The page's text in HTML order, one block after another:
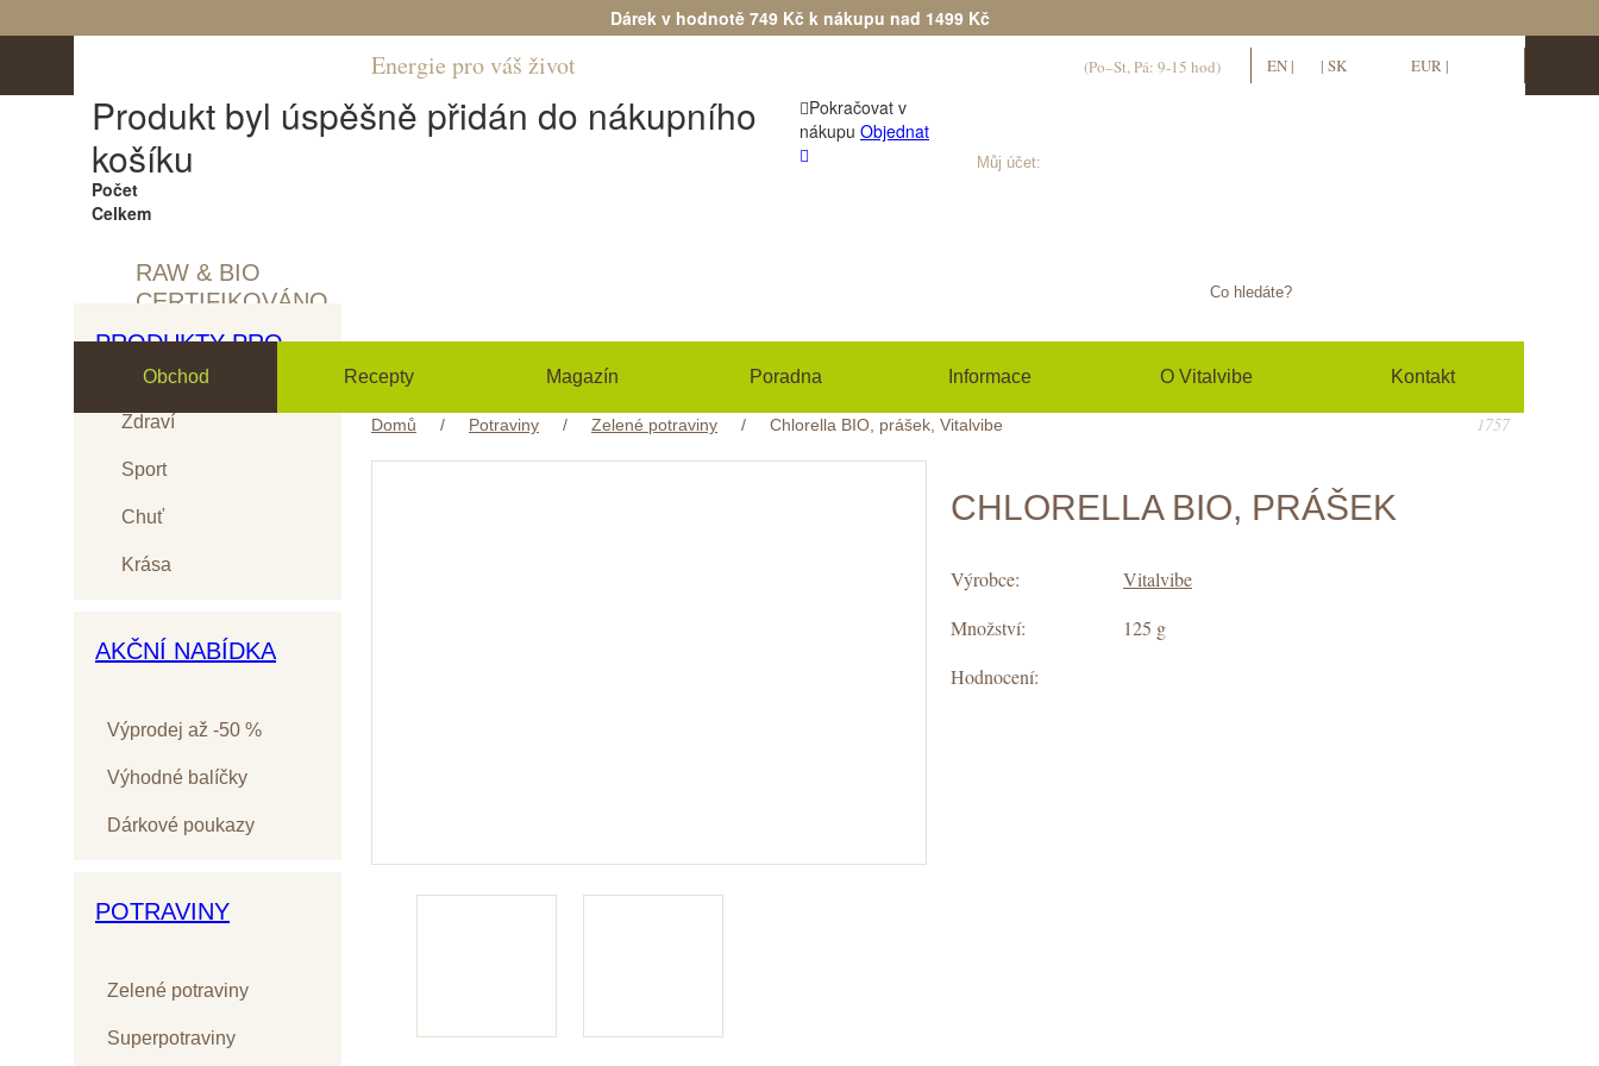
Dárek v hodnotě 749 Kč k nákupu nad 1499 Kč
EUR |
EN | | SK
(Po–St, Pá: 9-15 hod)
Energie pro váš život
Můj účet:
Ceny jsou s DPH
K pokladně
Produkt byl úspěšně přidán do nákupního
košíku
Počet
Celkem
Pokračovat v
nákupu Objednat
RAW & BIO
CERTIFIKOVÁNO
Obchod Recepty Magazín Poradna Informace O Vitalvibe Kontakt
PRODUKTY PRO
Zdraví
Sport
Krása
AKČNÍ NABÍDKA
Výprodej až -50 %
Výhodné balíčky
Dárkové poukazy
POTRAVINY
Zelené potraviny
Superpotraviny
Domů / Potraviny / Zelené potraviny / Chlorella BIO, prášek, Vitalvibe 1757
CHLORELLA BIO, PRÁŠEK
Výrobce:
Vitalvibe
Množství:
125 g
Hodnocení: